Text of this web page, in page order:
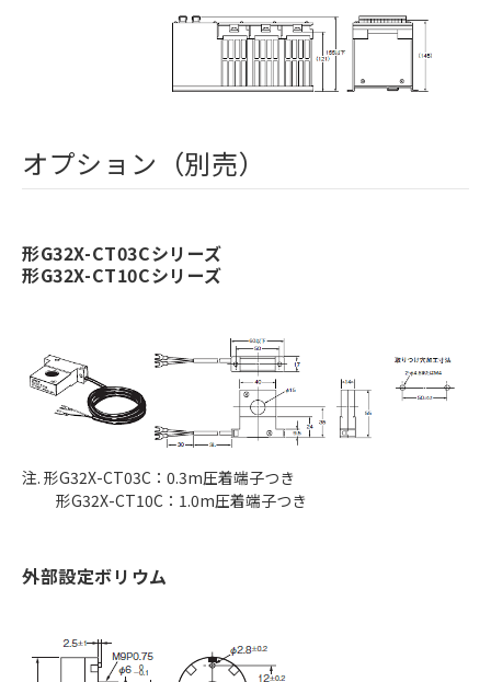
オプション（別売）
形G32X-CT03Cシリーズ
形G32X-CT10Cシリーズ
注. 形G32X-CT03C：0.3m圧着端子つき
形G32X-CT10C：1.0m圧着端子つき
外部設定ボリウム